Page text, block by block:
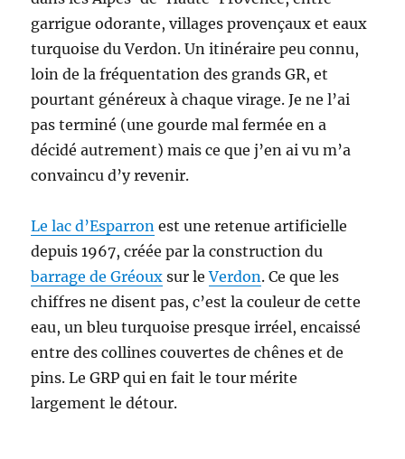
garrigue odorante, villages provençaux et eaux
turquoise du Verdon. Un itinéraire peu connu,
loin de la fréquentation des grands GR, et
pourtant généreux à chaque virage. Je ne l’ai
pas terminé (une gourde mal fermée en a
décidé autrement) mais ce que j’en ai vu m’a
convaincu d’y revenir.
Le lac d’Esparron est une retenue artificielle
depuis 1967, créée par la construction du
barrage de Gréoux sur leVerdon. Ce que les
chiffres ne disent pas, c’est la couleur de cette
eau, un bleu turquoise presque irréel, encaissé
entre des collines couvertes de chênes et de
pins. Le GRP qui en fait le tour mérite
largement le détour.